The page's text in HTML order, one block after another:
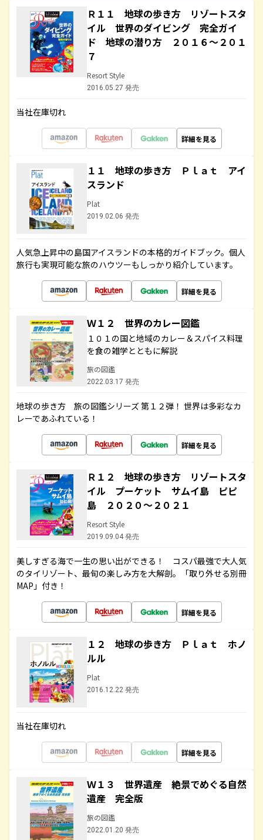
Ｒ１１ 地球の歩き方 リゾートスタ
イル 世界のダイビング 完全ガイ
ド 地球の潜り方 ２０１６～２０１
７
Resort Style
2016.05.27 発売
当社在庫切れ
詳細を見る
１１ 地球の歩き方 Ｐｌａｔ アイ
スランド
Plat
2019.02.06 発売
人気急上昇中の島国アイスランドの本格的ガイドブック。個人
旅行も実現可能な旅のハウツーもしっかり紹介しています。
詳細を見る
Ｗ１２ 世界のカレー図鑑
１０１の国と地域のカレー＆スパイス料理
を食の雑学とともに解説
旅の図鑑
2022.03.17 発売
地球の歩き方 旅の図鑑シリーズ 第１２弾！ 世界は多彩なカ
レーであふれている！
詳細を見る
Ｒ１２ 地球の歩き方 リゾートスタ
イル プーケット サムイ島 ピピ
島 ２０２０～２０２１
Resort Style
2019.09.04 発売
美しすぎる海で一生の思い出ができる！ コスパ最強で大人気
のタイリゾート、最旬の楽しみ方を大解剖。「取り外せる別冊
MAP」付き！
詳細を見る
１２ 地球の歩き方 Ｐｌａｔ ホノ
ルル
Plat
2016.12.22 発売
当社在庫切れ
詳細を見る
Ｗ１３ 世界遺産 絶景でめぐる自然
遺産 完全版
旅の図鑑
2022.01.20 発売